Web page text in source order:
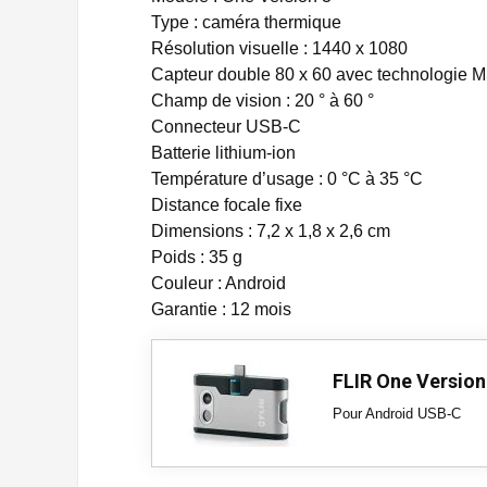
Type : caméra thermique
Résolution visuelle : 1440 x 1080
Capteur double 80 x 60 avec technologie
Champ de vision : 20 ° à 60 °
Connecteur USB-C
Batterie lithium-ion
Température d’usage : 0 °C à 35 °C
Distance focale fixe
Dimensions : 7,2 x 1,8 x 2,6 cm
Poids : 35 g
Couleur : Android
Garantie : 12 mois
FLIR One
Pour Android USB-C